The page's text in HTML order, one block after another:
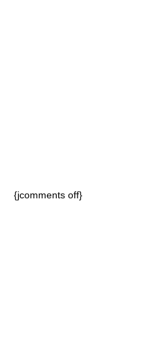
{jcomments off}